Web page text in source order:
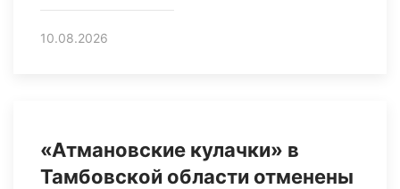
10.08.2026
«Атмановские кулачки» в
Тамбовской области отменены